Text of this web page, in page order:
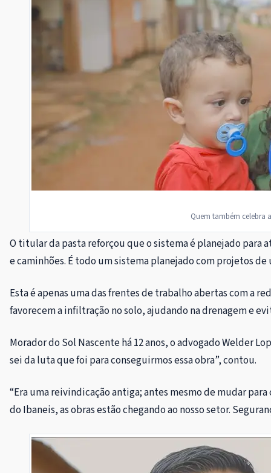
Quem também celebra
O titular da pasta reforçou que o sistema é planejado para
e caminhões. É todo um sistema planejado com projetos
Esta é apenas uma das frentes de trabalho abertas com a
favorecem a infiltração no solo, ajudando na drenagem e
Morador do Sol Nascente há 12 anos, o advogado Welder
sei da luta que foi para conseguirmos essa obra”, contou.
“Era uma reivindicação antiga; antes mesmo de mudar
do Ibaneis, as obras estão chegando ao nosso setor.